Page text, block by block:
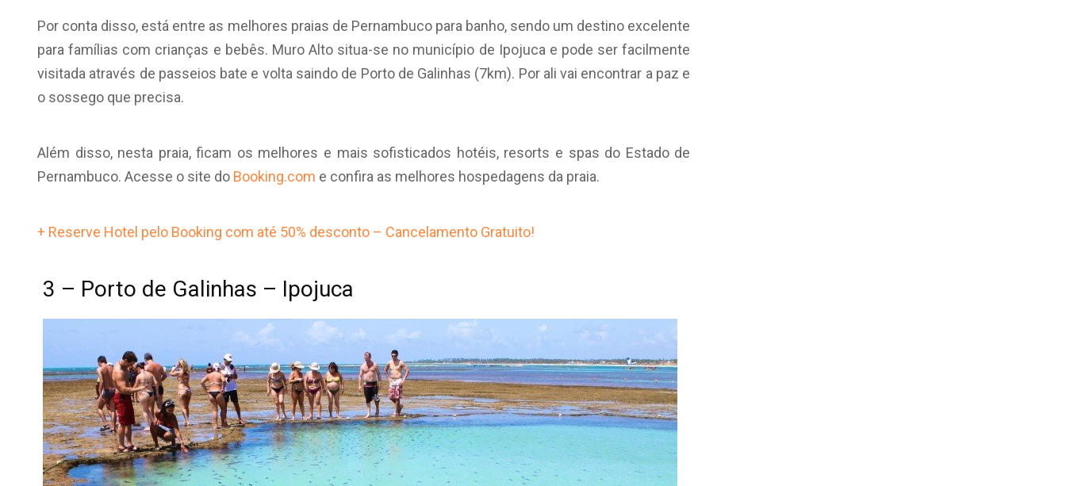
Por conta disso, está entre as melhores praias de Pernambuco para banho, sendo um destino excelente
para famílias com crianças e bebês. Muro Alto situa-se no município de Ipojuca e pode ser facilmente
visitada através de passeios bate e volta saindo de Porto de Galinhas (7km). Por ali vai encontrar a paz e
o sossego que precisa.
Além disso, nesta praia, ficam os melhores e mais sofisticados hotéis, resorts e spas do Estado de
Pernambuco. Acesse o site do Booking.com e confira as melhores hospedagens da praia.
+ Reserve Hotel pelo Booking com até 50% desconto – Cancelamento Gratuito!
3 – Porto de Galinhas – Ipojuca